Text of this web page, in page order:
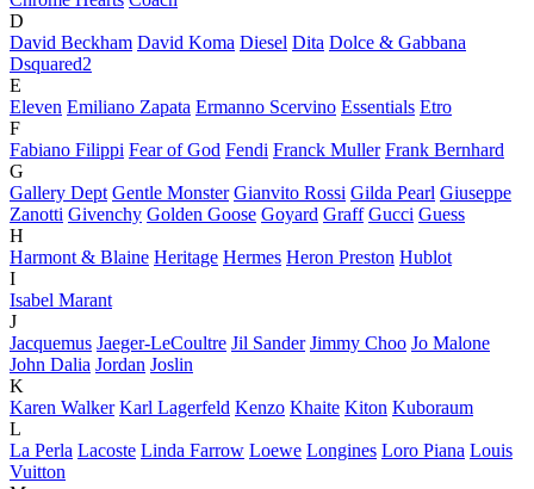
D
David Beckham David Koma Diesel Dita Dolce & Gabbana
Dsquared2
E
Eleven Emiliano Zapata Ermanno Scervino Essentials Etro
F
Fabiano Filippi Fear of God Fendi Franck Muller Frank Bernhard
G
Gallery Dept Gentle Monster Gianvito Rossi Gilda Pearl Giuseppe
Zanotti Givenchy Golden Goose Goyard Graff Gucci Guess
H
Harmont & Blaine Heritage Hermes Heron Preston Hublot
I
Isabel Marant
J
Jacquemus Jaeger-LeCoultre Jil Sander Jimmy Choo Jo Malone
John Dalia Jordan Joslin
K
Karen Walker Karl Lagerfeld Kenzo Khaite Kiton Kuboraum
L
La Perla Lacoste Linda Farrow Loewe Longines Loro Piana Louis
Vuitton